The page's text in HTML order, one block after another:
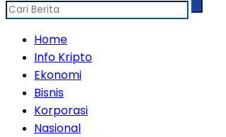
Home
Info Kripto
Ekonomi
Bisnis
Korporasi
Nasional